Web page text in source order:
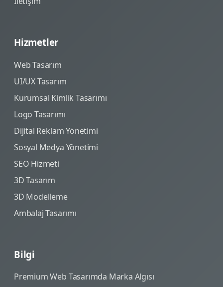
Hizmetler
Web Tasarım
UI/UX Tasarım
Kurumsal Kimlik Tasarımı
Logo Tasarımı
Dijital Reklam Yönetimi
Sosyal Medya Yönetimi
SEO Hizmeti
3D Tasarım
3D Modelleme
Ambalaj Tasarımı
Bilgi
Premium Web Tasarımda Marka Algısı